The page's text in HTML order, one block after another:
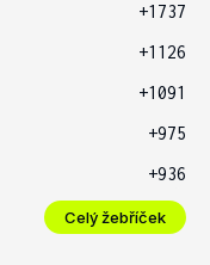
+1737
+1126
+1091
+975
+936
Celý žebříček